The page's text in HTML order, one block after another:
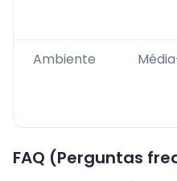
Ambiente
FAQ (Perguntas